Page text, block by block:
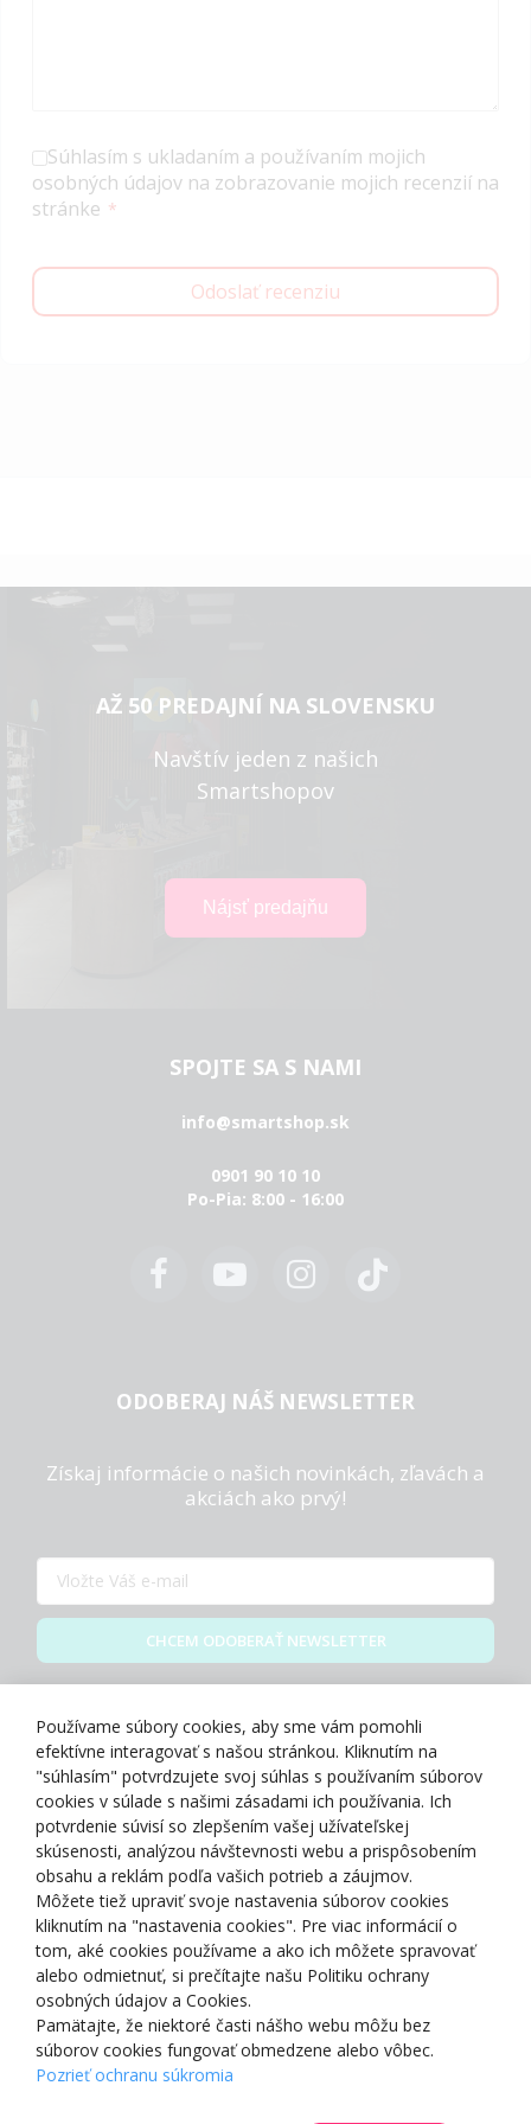
Súhlasím s ukladaním a používaním mojich
osobných údajov na zobrazovanie mojich recenzií na
stránke
Odoslať recenziu
AŽ 50 PREDAJNÍ NA SLOVENSKU
Navštív jeden z našich
Smartshopov
SPOJTE SA S NAMI
info@smartshop.sk
0901 90 10 10
Po-Pia: 8:00 - 16:00
ODOBERAJ NÁŠ NEWSLETTER
Získaj informácie o našich novinkách, zľavách a
akciách ako prvý!
CHCEM ODOBERAŤ NEWSLETTER
O NÁS
NAKUPOVANIE
ZÁKAZNÍCKA ZÓNA
NAŠE OCENENIA
Používame súbory cookies, aby sme vám pomohli
efektívne interagovať s našou stránkou. Kliknutím na
"súhlasím" potvrdzujete svoj súhlas s používaním súborov
cookies v súlade s našimi zásadami ich používania. Ich
potvrdenie súvisí so zlepšením vašej užívateľskej
skúsenosti, analýzou návštevnosti webu a prispôsobením
obsahu a reklám podľa vašich potrieb a záujmov.
Môžete tiež upraviť svoje nastavenia súborov cookies
kliknutím na "nastavenia cookies". Pre viac informácií o
tom, aké cookies používame a ako ich môžete spravovať
alebo odmietnuť, si prečítajte našu Politiku ochrany
osobných údajov a Cookies.
Pamätajte, že niektoré časti nášho webu môžu bez
súborov cookies fungovať obmedzene alebo vôbec.
Pozrieť ochranu súkromia